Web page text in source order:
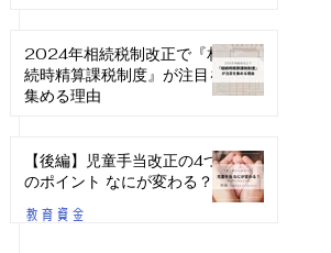
2024年相続税制改正で『相
続時精算課税制度』が注目を
集める理由
【後編】児童手当改正の4つ
のポイント なにが変わる？
教育資金